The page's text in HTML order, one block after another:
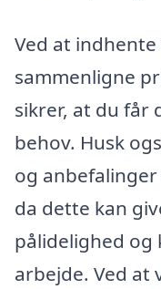
Ved at
sammenligne
sikrer, at du får
behov. Husk
og
da dette kan
pålidelighed og
arbejde. Ved